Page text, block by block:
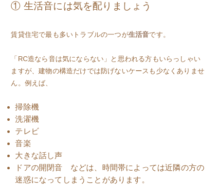
① 生活音には気を配りましょう
賃貸住宅で最も多いトラブルの一つが生活音です。
「RC造なら音は気にならない」と思われる方もいらっしゃい
ますが、建物の構造だけでは防げないケースも少なくありませ
ん。例えば、
掃除機
洗濯機
テレビ
音楽
大きな話し声
ドアの開閉音 などは、時間帯によっては近隣の方の
迷惑になってしまうことがあります。